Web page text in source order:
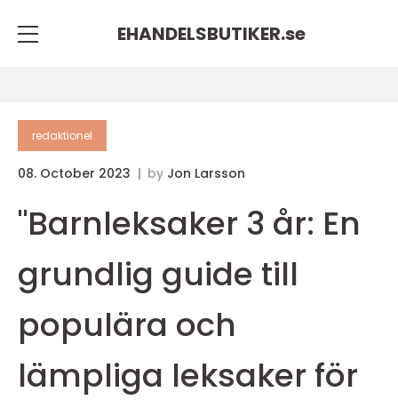
EHANDELSBUTIKER.se
redaktionel
08. October 2023 by Jon Larsson
"Barnleksaker 3 år: En
grundlig guide till
populära och
lämpliga leksaker för